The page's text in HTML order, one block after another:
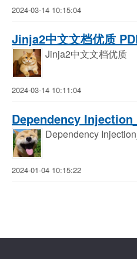
2024-03-14 10:15:04
Jinja2中文文档优质
Jinja2中文文档优质
2024-03-14 10:11:04
Dependency
Dependency
2024-01-04 10:15:22